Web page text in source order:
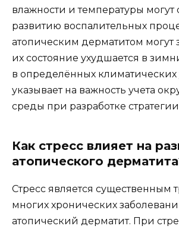
влажности и температуры могут
развитию воспалительных
атопическим дерматитом могут
их состояние ухудшается в
в определённых климатических
указывает на важность учета
среды при разработке
Как стресс влияет на
атопического
Стресс является существенным
многих хронических
атопический дерматит. При